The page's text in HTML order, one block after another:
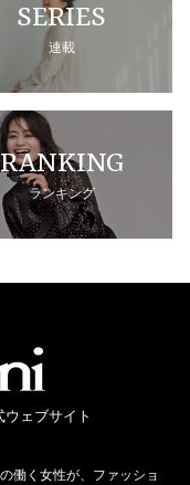
SERIES
連載
RANKING
ランキング
ェブサイト
働く女性が、ファッショ